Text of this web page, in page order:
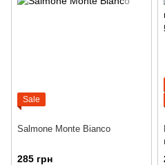
Sale
Salmone Monte Bianco
285 грн